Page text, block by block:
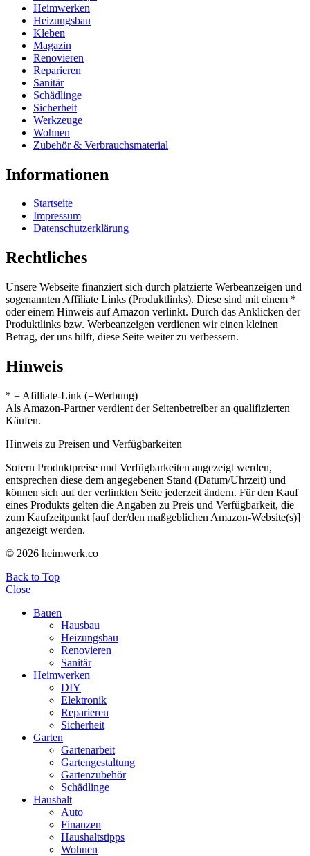
Heimwerken
Heizungsbau
Kleben
Magazin
Renovieren
Reparieren
Sanitär
Schädlinge
Sicherheit
Werkzeuge
Wohnen
Zubehör & Verbrauchsmaterial
Informationen
Startseite
Impressum
Datenschutzerklärung
Rechtliches
Unsere Webseite finanziert sich durch platzierte Werbeanzeigen und
sogenannten Affiliate Links (Produktlinks). Diese sind mit einem *
oder einem Hinweis auf Amazon verlinkt. Durch das Anklicken der
Produktlinks bzw. Werbeanzeigen verdienen wir einen kleinen
Betrag, der uns hilft, diese Seite weiter zu verbessern.
Hinweis
* = Afilliate-Link (=Werbung)
Als Amazon-Partner verdient der Seitenbetreiber an qualifizierten
Käufen.
Hinweis zu Preisen und Verfügbarkeiten
Sofern Produktpreise und Verfügbarkeiten angezeigt werden,
entsprechen diese dem angegebenen Stand (Datum/Uhrzeit) und
können sich auf der verlinkten Seite jederzeit ändern. Für den Kauf
eines Produkts gelten die Angaben zu Preis und Verfügbarkeit, die
zum Kaufzeitpunkt [auf der/den maßgeblichen Amazon-Website(s)]
angezeigt werden.
© 2026 heimwerk.co
Back to Top
Close
Bauen
Hausbau
Heizungsbau
Renovieren
Sanitär
Heimwerken
DIY
Elektronik
Reparieren
Sicherheit
Garten
Gartenarbeit
Gartengestaltung
Gartenzubehör
Schädlinge
Haushalt
Auto
Finanzen
Haushaltstipps
Wohnen